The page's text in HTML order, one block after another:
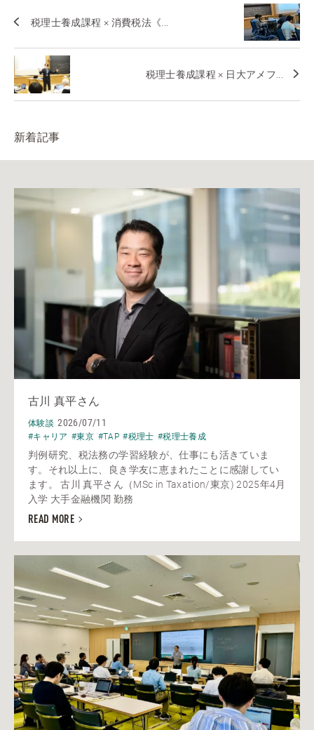
税理士養成課程 × 消費税法《...
税理士養成課程 × 日大アメフ...
新着記事
古川 真平さん
体験談 2026/07/11
#キャリア #東京 #TAP #税理士 #税理士養成
判例研究、税法務の学習経験が、仕事にも活きていま
す。それ以上に、良き学友に恵まれたことに感謝してい
ます。 古川 真平さん（MSc in Taxation/東京) 2025年4月
入学 大手金融機関 勤務
READ MORE